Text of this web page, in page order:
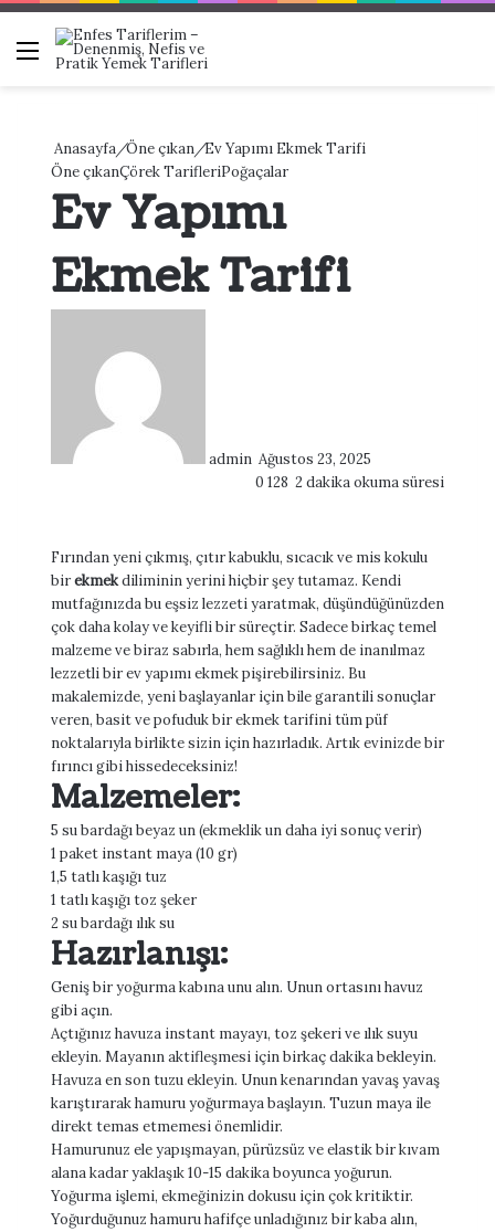
Menü
Anasayfa/Öne çıkan/Ev Yapımı Ekmek Tarifi
Öne çıkanÇörek TarifleriPoğaçalar
Ev Yapımı
Ekmek Tarifi
admin Ağustos 23, 2025
0 128 2 dakika okuma süresi
Fırından yeni çıkmış, çıtır kabuklu, sıcacık ve mis kokulu
birekmekdiliminin yerini hiçbir şey tutamaz. Kendi
mutfağınızda bu eşsiz lezzeti yaratmak, düşündüğünüzden
çok daha kolay ve keyifli bir süreçtir. Sadece birkaç temel
malzeme ve biraz sabırla, hem sağlıklı hem de inanılmaz
lezzetli bir ev yapımı ekmek pişirebilirsiniz. Bu
makalemizde, yeni başlayanlar için bile garantili sonuçlar
veren, basit ve pofuduk bir ekmek tarifini tüm püf
noktalarıyla birlikte sizin için hazırladık. Artık evinizde bir
fırıncı gibi hissedeceksiniz!
Malzemeler:
5 su bardağı beyaz un (ekmeklik un daha iyi sonuç verir)
1 paket instant maya (10 gr)
1,5 tatlı kaşığı tuz
1 tatlı kaşığı toz şeker
2 su bardağı ılık su
Hazırlanışı:
Geniş bir yoğurma kabına unu alın. Unun ortasını havuz
gibi açın.
Açtığınız havuza instant mayayı, toz şekeri ve ılık suyu
ekleyin. Mayanın aktifleşmesi için birkaç dakika bekleyin.
Havuza en son tuzu ekleyin. Unun kenarından yavaş yavaş
karıştırarak hamuru yoğurmaya başlayın. Tuzun maya ile
direkt temas etmemesi önemlidir.
Hamurunuz ele yapışmayan, pürüzsüz ve elastik bir kıvam
alana kadar yaklaşık 10-15 dakika boyunca yoğurun.
Yoğurma işlemi, ekmeğinizin dokusu için çok kritiktir.
Yoğurduğunuz hamuru hafifçe unladığınız bir kaba alın,